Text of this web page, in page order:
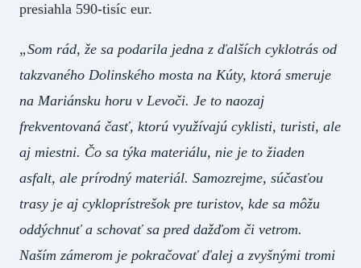
presiahla 590-tisíc eur.
„Som rád, že sa podarila jedna z ďalších cyklotrás od
takzvaného Dolinského mosta na Kúty, ktorá smeruje
na Mariánsku horu v Levoči. Je to naozaj
frekventovaná časť, ktorú využívajú cyklisti, turisti, ale
aj miestni. Čo sa týka materiálu, nie je to žiaden
asfalt, ale prírodný materiál. Samozrejme, súčasťou
trasy je aj cykloprístrešok pre turistov, kde sa môžu
oddýchnuť a schovať sa pred dažďom či vetrom.
Naším zámerom je pokračovať ďalej a zvyšnými tromi